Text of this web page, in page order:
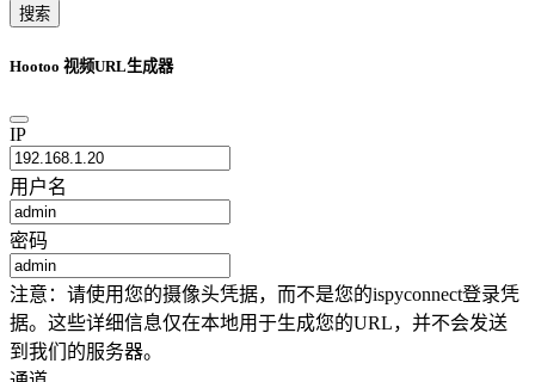
搜索
Hootoo 视频URL生成器
IP
用户名
密码
注意：请使用您的摄像头凭据，而不是您的ispyconnect登录凭
据。这些详细信息仅在本地用于生成您的URL，并不会发送
到我们的服务器。